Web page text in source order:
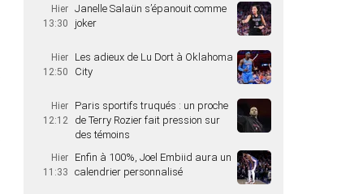
Hier
13:30
Janelle Salaün s’épanouit comme
joker
Hier
12:50
Les adieux de Lu Dort à Oklahoma
City
Hier
12:12
Paris sportifs truqués : un proche
de Terry Rozier fait pression sur
des témoins
Hier
11:33
Enfin à 100%, Joel Embiid aura un
calendrier personnalisé